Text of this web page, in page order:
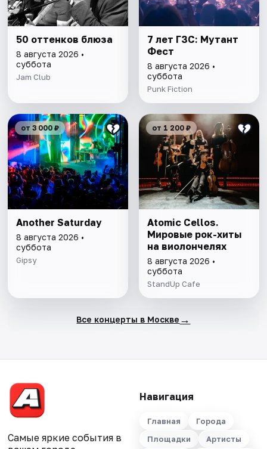
50 оттенков блюза
8 августа 2026 •
суббота
Jam Club
7 лет ГЗС: Мутант
Фест
8 августа 2026 •
суббота
Punk Fiction
от 3 000 ₽
Another Saturday
8 августа 2026 •
суббота
Gipsy
от 1 200 ₽
Atomic Cellos.
Мировые рок-хиты
на виолончелях
8 августа 2026 •
суббота
StandUp Cafe
Все концерты в Москве →
Самые яркие события в
Навигация
Главная
Города
Площадки
Артисты